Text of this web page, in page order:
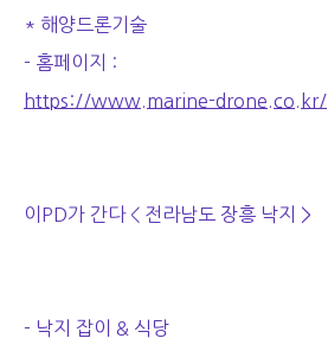
* 해양드론기술
- 홈페이지 :
https://www.marine-drone.co.kr/
이PD가 간다 < 전라남도 장흥 낙지 >
- 낙지 잡이 & 식당